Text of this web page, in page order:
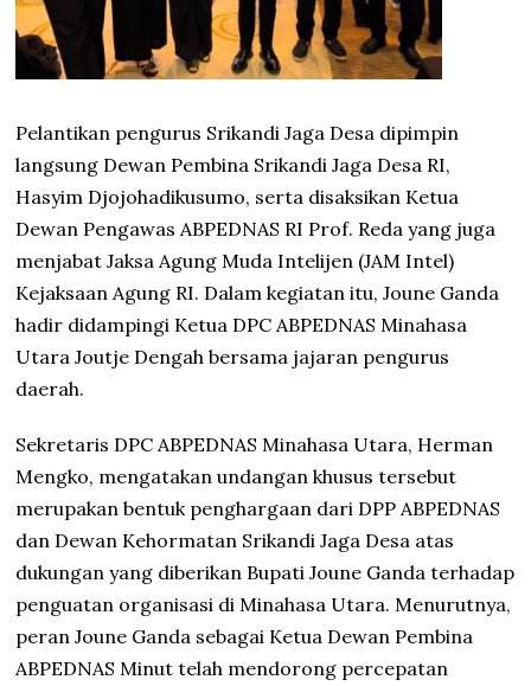
Pelantikan pengurus Srikandi Jaga Desa dipimpin
langsung Dewan Pembina Srikandi Jaga Desa RI,
Hasyim Djojohadikusumo, serta disaksikan Ketua
Dewan Pengawas ABPEDNAS RI Prof. Reda yang juga
menjabat Jaksa Agung Muda Intelijen (JAM Intel)
Kejaksaan Agung RI. Dalam kegiatan itu, Joune Ganda
hadir didampingi Ketua DPC ABPEDNAS Minahasa
Utara Joutje Dengah bersama jajaran pengurus
daerah.
Sekretaris DPC ABPEDNAS Minahasa Utara, Herman
Mengko, mengatakan undangan khusus tersebut
merupakan bentuk penghargaan dari DPP ABPEDNAS
dan Dewan Kehormatan Srikandi Jaga Desa atas
dukungan yang diberikan Bupati Joune Ganda terhadap
penguatan organisasi di Minahasa Utara. Menurutnya,
peran Joune Ganda sebagai Ketua Dewan Pembina
ABPEDNAS Minut telah mendorong percepatan